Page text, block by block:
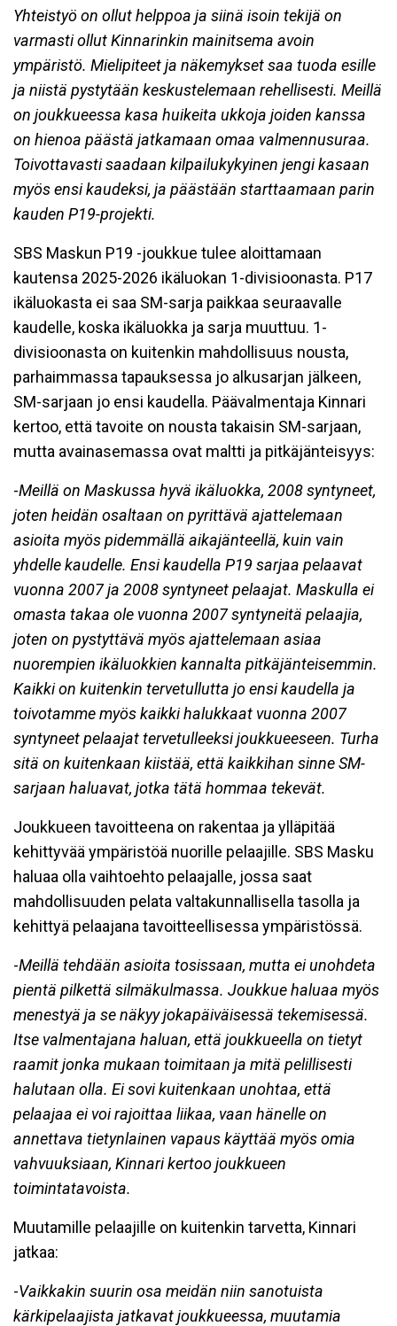
Yhteistyö on ollut helppoa ja siinä isoin tekijä on
varmasti ollut Kinnarinkin mainitsema avoin
ympäristö. Mielipiteet ja näkemykset saa tuoda esille
ja niistä pystytään keskustelemaan rehellisesti. Meillä
on joukkueessa kasa huikeita ukkoja joiden kanssa
on hienoa päästä jatkamaan omaa valmennusuraa.
Toivottavasti saadaan kilpailukykyinen jengi kasaan
myös ensi kaudeksi, ja päästään starttaamaan parin
kauden P19-projekti.
SBS Maskun P19 -joukkue tulee aloittamaan
kautensa 2025-2026 ikäluokan 1-divisioonasta. P17
ikäluokasta ei saa SM-sarja paikkaa seuraavalle
kaudelle, koska ikäluokka ja sarja muuttuu. 1-
divisioonasta on kuitenkin mahdollisuus nousta,
parhaimmassa tapauksessa jo alkusarjan jälkeen,
SM-sarjaan jo ensi kaudella. Päävalmentaja Kinnari
kertoo, että tavoite on nousta takaisin SM-sarjaan,
mutta avainasemassa ovat maltti ja pitkäjänteisyys:
-Meillä on Maskussa hyvä ikäluokka, 2008 syntyneet,
joten heidän osaltaan on pyrittävä ajattelemaan
asioita myös pidemmällä aikajänteellä, kuin vain
yhdelle kaudelle. Ensi kaudella P19 sarjaa pelaavat
vuonna 2007 ja 2008 syntyneet pelaajat. Maskulla ei
omasta takaa ole vuonna 2007 syntyneitä pelaajia,
joten on pystyttävä myös ajattelemaan asiaa
nuorempien ikäluokkien kannalta pitkäjänteisemmin.
Kaikki on kuitenkin tervetullutta jo ensi kaudella ja
toivotamme myös kaikki halukkaat vuonna 2007
syntyneet pelaajat tervetulleeksi joukkueeseen. Turha
sitä on kuitenkaan kiistää, että kaikkihan sinne SM-
sarjaan haluavat, jotka tätä hommaa tekevät.
Joukkueen tavoitteena on rakentaa ja ylläpitää
kehittyvää ympäristöä nuorille pelaajille. SBS Masku
haluaa olla vaihtoehto pelaajalle, jossa saat
mahdollisuuden pelata valtakunnallisella tasolla ja
kehittyä pelaajana tavoitteellisessa ympäristössä.
-Meillä tehdään asioita tosissaan, mutta ei unohdeta
pientä pilkettä silmäkulmassa. Joukkue haluaa myös
menestyä ja se näkyy jokapäiväisessä tekemisessä.
Itse valmentajana haluan, että joukkueella on tietyt
raamit jonka mukaan toimitaan ja mitä pelillisesti
halutaan olla. Ei sovi kuitenkaan unohtaa, että
pelaajaa ei voi rajoittaa liikaa, vaan hänelle on
annettava tietynlainen vapaus käyttää myös omia
vahvuuksiaan, Kinnari kertoo joukkueen
toimintatavoista.
Muutamille pelaajille on kuitenkin tarvetta, Kinnari
jatkaa:
-Vaikkakin suurin osa meidän niin sanotuista
kärkipelaajista jatkavat joukkueessa, muutamia